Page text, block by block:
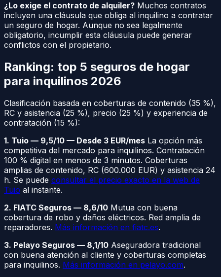
¿Lo exige el contrato de alquiler? Muchos contratos
incluyen una cláusula que obliga al inquilino a contratar
un seguro de hogar. Aunque no sea legalmente
obligatorio, incumplir esta cláusula puede generar
conflictos con el propietario.
Ranking: top 5 seguros de hogar
para inquilinos 2026
Clasificación basada en coberturas de contenido (35 %),
RC y asistencia (25 %), precio (25 %) y experiencia de
contratación (15 %):
1. Tuio — 9,5/10 — Desde 3 EUR/mes La opción más
competitiva del mercado para inquilinos. Contratación
100 % digital en menos de 3 minutos. Coberturas
amplias de contenido, RC (600.000 EUR) y asistencia 24
h. Se puede consultar el precio exacto en la web de
Tuio al instante.
2. FIATC Seguros — 8,6/10 Mutua con buena
cobertura de robo y daños eléctricos. Red amplia de
reparadores. Más información en fiatc.es.
3. Pelayo Seguros — 8,1/10 Aseguradora tradicional
con buena atención al cliente y coberturas completas
para inquilinos. Más información en pelayo.com.